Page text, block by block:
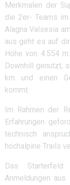
Merkmalen der
die 2er- Teams
Alagna Valsesia
aus geht es auf
Höhe von 4.554
Downhill genutzt,
km und einen
kommt.
Im Rahmen der
Erfahrungen
technisch
hochalpine Trails
Das
Anmeldungen